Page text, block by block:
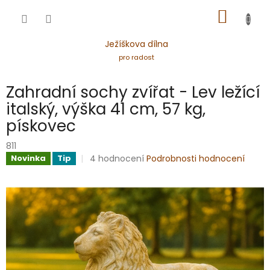
Ježíškova dílna
pro radost
KOŠÍK
Zahradní sochy zvířat - Lev ležící
italský, výška 41 cm, 57 kg,
pískovec
811
Novinka Tip
Průměrné
je
4,8
z
5
hvězdiček.
4 hodnocení Podrobnosti hodnocení